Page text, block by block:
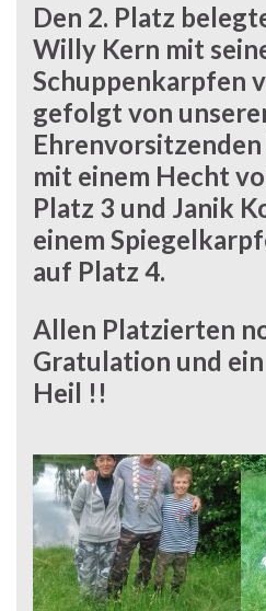
Den 2. Platz
Willy Kern mit
Schuppenkarpfen
gefolgt von
mit einem Hecht
Platz 3 und Janik
einem
auf Platz 4.
Allen Platzierten
Gratulation und
Heil !!